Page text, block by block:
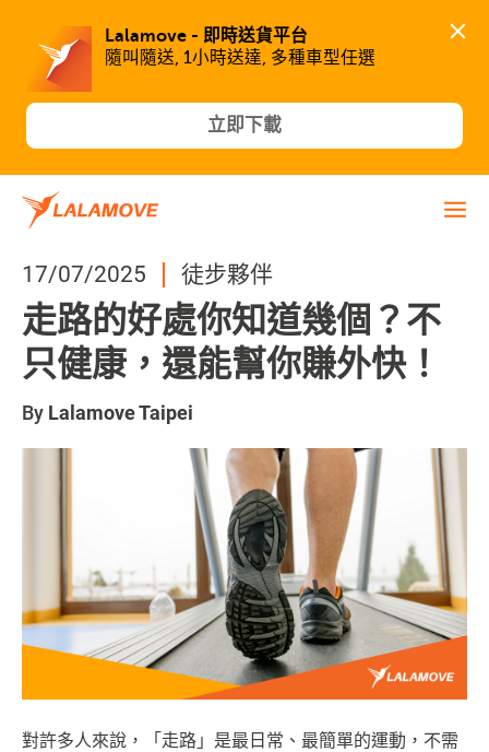
Lalamove - 即時送貨平台
隨叫隨送, 1小時送達, 多種車型任選
立即下載
17/07/2025 徒步夥伴
走路的好處你知道幾個？不
只健康，還能幫你賺外快！
By Lalamove Taipei
對許多人來說，「走路」是最日常、最簡單的運動，不需